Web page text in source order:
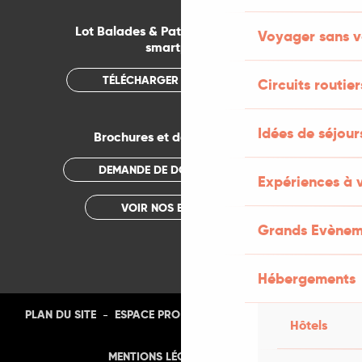
Voyager sans
Circuits
Idées de
Expériences à
Grands
Hébergements
Hôtels
Lot Balades & Patrimoines sur votre
smartphone
TÉLÉCHARGER L'APPLICATION
Brochures et documentations
DEMANDE DE DOCUMENTATION
VOIR NOS BROCHURES
PLAN DU SITE - ESPACE PRO
MENTIONS LÉGALES